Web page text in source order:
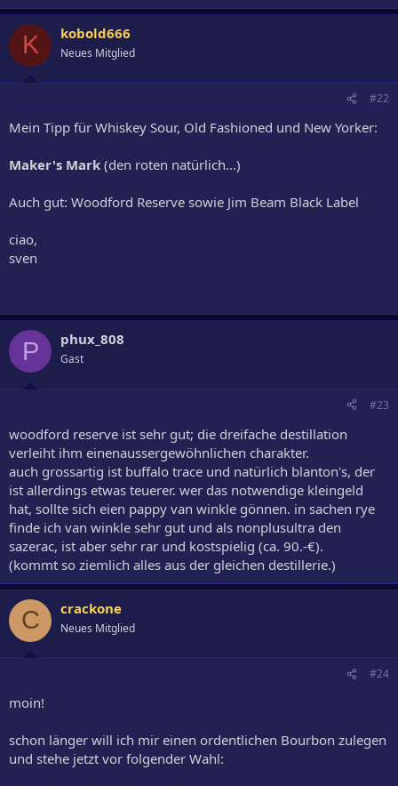
K kobold666
Neues Mitglied
#22
Mein Tipp für Whiskey Sour, Old Fashioned und New Yorker:
Maker's Mark (den roten natürlich...)
Auch gut: Woodford Reserve sowie Jim Beam Black Label
ciao,
sven
P phux_808
Gast
#23
woodford reserve ist sehr gut; die dreifache destillation
verleiht ihm einenaussergewöhnlichen charakter.
auch grossartig ist buffalo trace und natürlich blanton's, der
ist allerdings etwas teuerer. wer das notwendige kleingeld
hat, sollte sich eien pappy van winkle gönnen. in sachen rye
finde ich van winkle sehr gut und als nonplusultra den
sazerac, ist aber sehr rar und kostspielig (ca. 90.-€).
(kommt so ziemlich alles aus der gleichen destillerie.)
C crackone
Neues Mitglied
#24
moin!
schon länger will ich mir einen ordentlichen Bourbon zulegen
und stehe jetzt vor folgender Wahl: